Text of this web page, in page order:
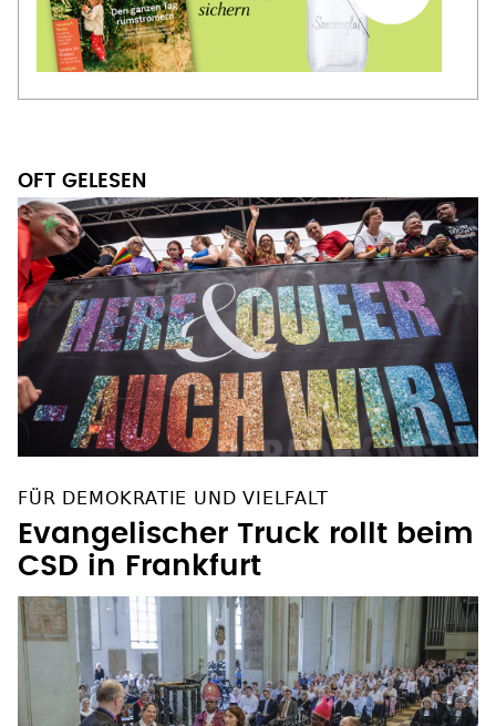
OFT GELESEN
FÜR DEMOKRATIE UND VIELFALT
Evangelischer Truck rollt beim
CSD in Frankfurt